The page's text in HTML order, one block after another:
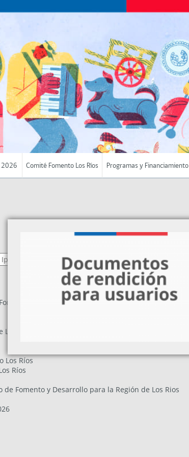
2026 Comité Fomento Los Ríos Programas y Financiamiento
Los Ríos?
Ríos
Los Ríos
Ríos
de Fomento y Desarrollo para la Región de Los Rios